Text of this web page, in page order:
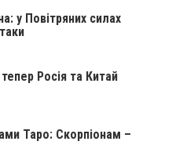
у Повітряних силах
Росія та Китай
Таро: Скорпіонам –